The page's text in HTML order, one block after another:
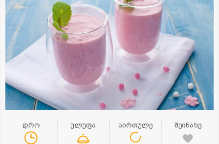
დრო ულუფა სირთულე შეინახე